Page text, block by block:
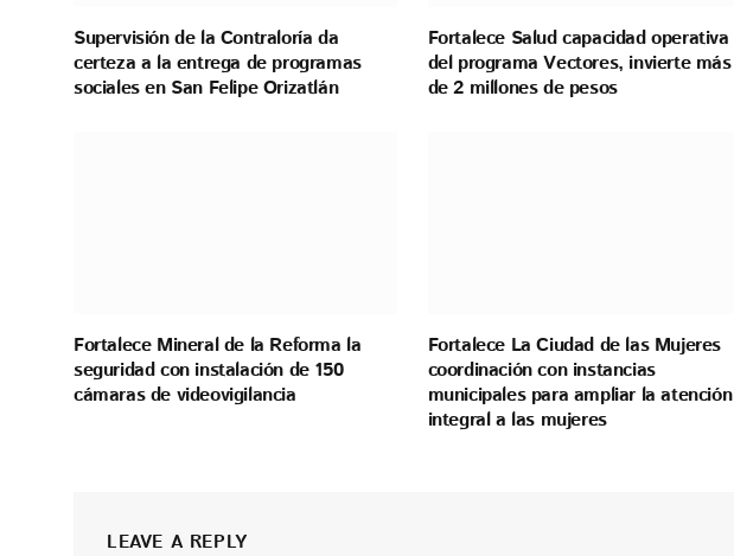
Supervisión de la Contraloría da
certeza a la entrega de programas
sociales en San Felipe Orizatlán
Fortalece Salud capacidad operativa
del programa Vectores, invierte más
de 2 millones de pesos
Fortalece Mineral de la Reforma la
seguridad con instalación de 150
cámaras de videovigilancia
Fortalece La Ciudad de las Mujeres
coordinación con instancias
municipales para ampliar la atención
integral a las mujeres
LEAVE A REPLY